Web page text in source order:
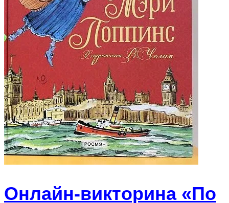
Онлайн-викторина «По